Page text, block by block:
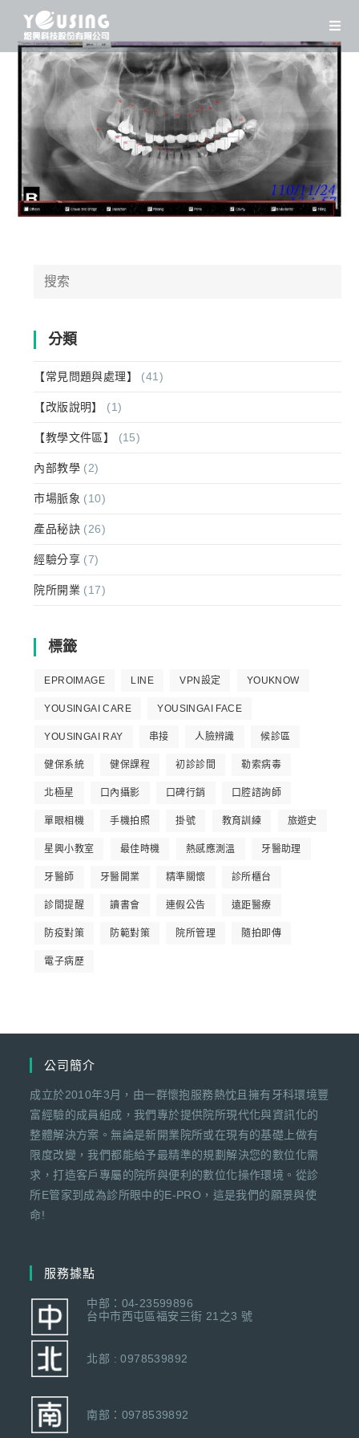
content
Search
分類
【常見問題與處理】 (41)
【改版說明】 (1)
【教學文件區】 (15)
內部教學 (2)
市場脈象 (10)
產品秘訣 (26)
經驗分享 (7)
院所開業 (17)
標籤
EPROIMAGE LINE VPN設定 YOUKNOW
YOUSINGAI CARE YOUSINGAI FACE
YOUSINGAI RAY 串接 人臉辨識 候診區
健保系統 健保課程 初診診間 勒索病毒
北極星 口內攝影 口碑行銷 口腔諮詢師
單眼相機 手機拍照 掛號 教育訓練 旅遊史
星興小教室 最佳時機 熱感應測溫 牙醫助理
牙醫師 牙醫開業 精準關懷 診所櫃台
診間提醒 讀書會 連假公告 遠距醫療
防疫對策 防範對策 院所管理 隨拍即傳
電子病歷
公司簡介
成立於2010年3月，由一群懷抱服務熱忱且擁有牙科環境豐
富經驗的成員組成，我們專於提供院所現代化與資訊化的
整體解決方案。無論是新開業院所或在現有的基礎上做有
限度改變，我們都能給予最精準的規劃解決您的數位化需
求，打造客戶專屬的院所與便利的數位化操作環境。從診
所E管家到成為診所眼中的E-PRO，這是我們的願景與使
命!
服務據點
中部：04-23599896
台中市西屯區福安三街 21之3 號
北部 : 0978539892
南部：0978539892